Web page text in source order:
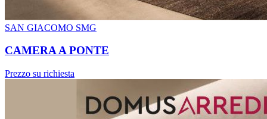
SAN GIACOMO SMG
CAMERA A PONTE
Prezzo su richiesta